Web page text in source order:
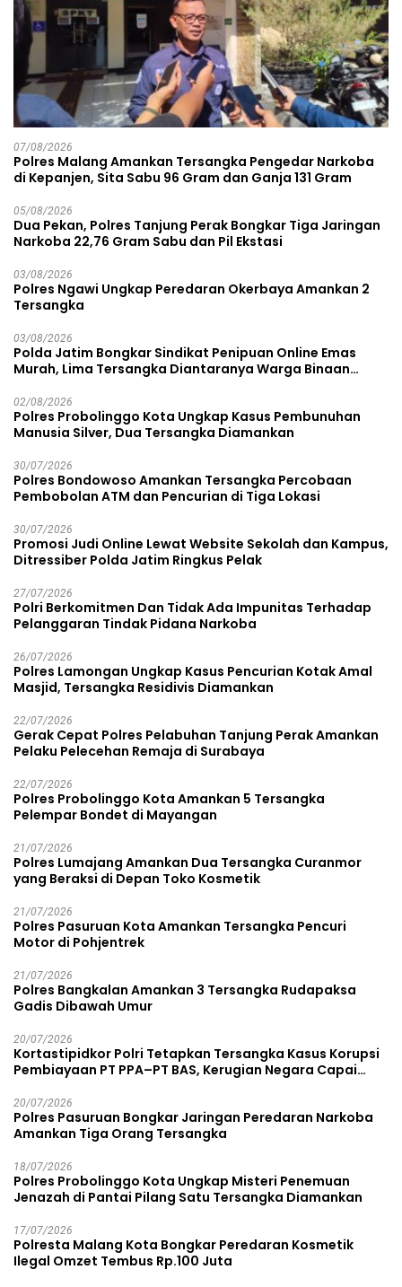
07/08/2026
Polres Malang Amankan Tersangka Pengedar Narkoba
di Kepanjen, Sita Sabu 96 Gram dan Ganja 131 Gram
05/08/2026
Dua Pekan, Polres Tanjung Perak Bongkar Tiga Jaringan
Narkoba 22,76 Gram Sabu dan Pil Ekstasi
03/08/2026
Polres Ngawi Ungkap Peredaran Okerbaya Amankan 2
Tersangka
03/08/2026
Polda Jatim Bongkar Sindikat Penipuan Online Emas
Murah, Lima Tersangka Diantaranya Warga Binaan
02/08/2026
Polres Probolinggo Kota Ungkap Kasus Pembunuhan
Manusia Silver, Dua Tersangka Diamankan
30/07/2026
Polres Bondowoso Amankan Tersangka Percobaan
Pembobolan ATM dan Pencurian di Tiga Lokasi
30/07/2026
Promosi Judi Online Lewat Website Sekolah dan Kampus,
Ditressiber Polda Jatim Ringkus Pelak
27/07/2026
Polri Berkomitmen Dan Tidak Ada Impunitas Terhadap
Pelanggaran Tindak Pidana Narkoba
26/07/2026
Polres Lamongan Ungkap Kasus Pencurian Kotak Amal
Masjid, Tersangka Residivis Diamankan
22/07/2026
Gerak Cepat Polres Pelabuhan Tanjung Perak Amankan
Pelaku Pelecehan Remaja di Surabaya
22/07/2026
Polres Probolinggo Kota Amankan 5 Tersangka
Pelempar Bondet di Mayangan
21/07/2026
Polres Lumajang Amankan Dua Tersangka Curanmor
yang Beraksi di Depan Toko Kosmetik
21/07/2026
Polres Pasuruan Kota Amankan Tersangka Pencuri
Motor di Pohjentrek
21/07/2026
Polres Bangkalan Amankan 3 Tersangka Rudapaksa
Gadis Dibawah Umur
20/07/2026
Kortastipidkor Polri Tetapkan Tersangka Kasus Korupsi
Pembiayaan PT PPA–PT BAS, Kerugian Negara Capai
20/07/2026
Polres Pasuruan Bongkar Jaringan Peredaran Narkoba
Amankan Tiga Orang Tersangka
18/07/2026
Polres Probolinggo Kota Ungkap Misteri Penemuan
Jenazah di Pantai Pilang Satu Tersangka Diamankan
17/07/2026
Polresta Malang Kota Bongkar Peredaran Kosmetik
Ilegal Omzet Tembus Rp.100 Juta